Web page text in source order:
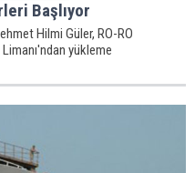
Başlıyor
Hilmi Güler, RO-RO
yükleme